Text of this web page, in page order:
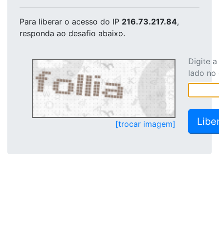
Para liberar o acesso do IP 216.73.217.84,
responda ao desafio abaixo.
[trocar imagem]
Digite
lado no